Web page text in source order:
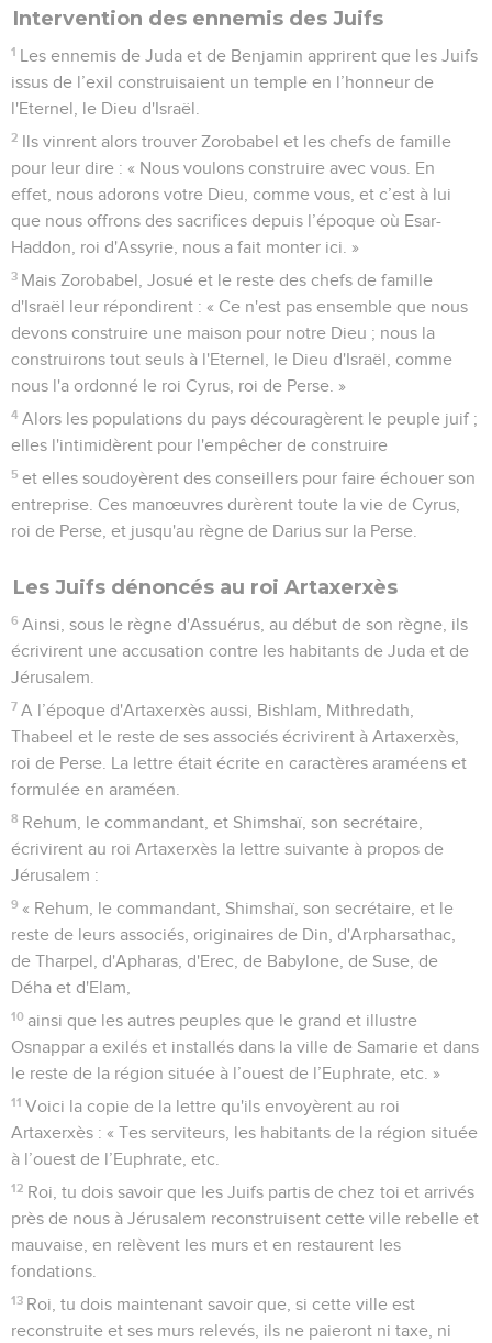
Intervention des ennemis des Juifs
1 Les ennemis de Juda et de Benjamin apprirent que les Juifs
issus de l’exil construisaient un temple en l’honneur de
l'Eternel, le Dieu d'Israël.
2 Ils vinrent alors trouver Zorobabel et les chefs de famille
pour leur dire : « Nous voulons construire avec vous. En
effet, nous adorons votre Dieu, comme vous, et c’est à lui
que nous offrons des sacrifices depuis l’époque où Esar-
Haddon, roi d'Assyrie, nous a fait monter ici. »
3 Mais Zorobabel, Josué et le reste des chefs de famille
d'Israël leur répondirent : « Ce n'est pas ensemble que nous
devons construire une maison pour notre Dieu ; nous la
construirons tout seuls à l'Eternel, le Dieu d'Israël, comme
nous l'a ordonné le roi Cyrus, roi de Perse. »
4 Alors les populations du pays découragèrent le peuple juif ;
elles l'intimidèrent pour l'empêcher de construire
5 et elles soudoyèrent des conseillers pour faire échouer son
entreprise. Ces manœuvres durèrent toute la vie de Cyrus,
roi de Perse, et jusqu'au règne de Darius sur la Perse.
Les Juifs dénoncés au roi Artaxerxès
6 Ainsi, sous le règne d'Assuérus, au début de son règne, ils
écrivirent une accusation contre les habitants de Juda et de
Jérusalem.
7 A l’époque d'Artaxerxès aussi, Bishlam, Mithredath,
Thabeel et le reste de ses associés écrivirent à Artaxerxès,
roi de Perse. La lettre était écrite en caractères araméens et
formulée en araméen.
8 Rehum, le commandant, et Shimshaï, son secrétaire,
écrivirent au roi Artaxerxès la lettre suivante à propos de
Jérusalem :
9 « Rehum, le commandant, Shimshaï, son secrétaire, et le
reste de leurs associés, originaires de Din, d'Arpharsathac,
de Tharpel, d'Apharas, d'Erec, de Babylone, de Suse, de
Déha et d'Elam,
10 ainsi que les autres peuples que le grand et illustre
Osnappar a exilés et installés dans la ville de Samarie et dans
le reste de la région située à l’ouest de l’Euphrate, etc. »
11 Voici la copie de la lettre qu'ils envoyèrent au roi
Artaxerxès : « Tes serviteurs, les habitants de la région située
à l’ouest de l’Euphrate, etc.
12 Roi, tu dois savoir que les Juifs partis de chez toi et arrivés
près de nous à Jérusalem reconstruisent cette ville rebelle et
mauvaise, en relèvent les murs et en restaurent les
fondations.
13 Roi, tu dois maintenant savoir que, si cette ville est
reconstruite et ses murs relevés, ils ne paieront ni taxe, ni